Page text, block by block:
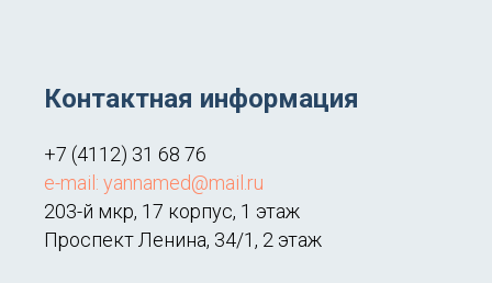
Контактная информация
+7 (4112) 31 68 76
e-mail: yannamed@mail.ru
203-й мкр, 17 корпус, 1 этаж
Проспект Ленина, 34/1, 2 этаж